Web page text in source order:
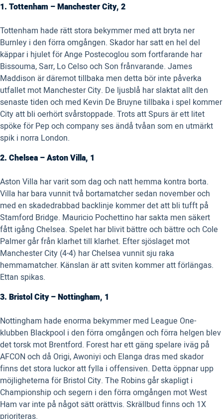
1. Tottenham – Manchester City, 2
Tottenham hade rätt stora bekymmer med att bryta ner
Burnley i den förra omgången. Skador har satt en hel del
käppar i hjulet för Ange Postecoglou som fortfarande har
Bissouma, Sarr, Lo Celso och Son frånvarande. James
Maddison är däremot tillbaka men detta bör inte påverka
utfallet mot Manchester City. De ljusblå har slaktat allt den
senaste tiden och med Kevin De Bruyne tillbaka i spel kommer
City att bli oerhört svårstoppade. Trots att Spurs är ett litet
spöke för Pep och company ses ändå tvåan som en utmärkt
spik i norra London.
2. Chelsea – Aston Villa, 1
Aston Villa har varit som dag och natt hemma kontra borta.
Villa har bara vunnit två bortamatcher sedan november och
med en skadedrabbad backlinje kommer det att bli tufft på
Stamford Bridge. Mauricio Pochettino har sakta men säkert
fått igång Chelsea. Spelet har blivit bättre och bättre och Cole
Palmer går från klarhet till klarhet. Efter sjöslaget mot
Manchester City (4-4) har Chelsea vunnit sju raka
hemmamatcher. Känslan är att sviten kommer att förlängas.
Ettan spikas.
3. Bristol City – Nottingham, 1
Nottingham hade enorma bekymmer med League One-
klubben Blackpool i den förra omgången och förra helgen blev
det torsk mot Brentford. Forest har ett gäng spelare iväg på
AFCON och då Origi, Awoniyi och Elanga dras med skador
finns det stora luckor att fylla i offensiven. Detta öppnar upp
möjligheterna för Bristol City. The Robins går skapligt i
Championship och segern i den förra omgången mot West
Ham var inte på något sätt orättvis. Skrällbud finns och 1X
prioriteras.